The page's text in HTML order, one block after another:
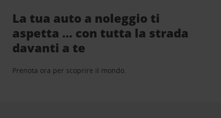
La tua auto a noleggio ti
aspetta … con tutta la strada
davanti a te
Prenota ora per scoprire il mondo.